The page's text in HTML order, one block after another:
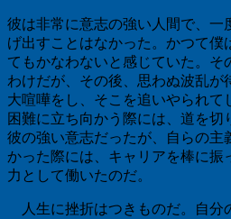
彼は非常に意志の強い人間で、一
げ出すことはなかった。かつて僕
てもかなわないと感じていた。そ
わけだが、その後、思わぬ波乱が
大喧嘩をし、そこを追いやられて
困難に立ち向かう際には、道を切
彼の強い意志だったが、自らの主
かった際には、キャリアを棒に振
力として働いたのだ。
人生に挫折はつきものだ。自分